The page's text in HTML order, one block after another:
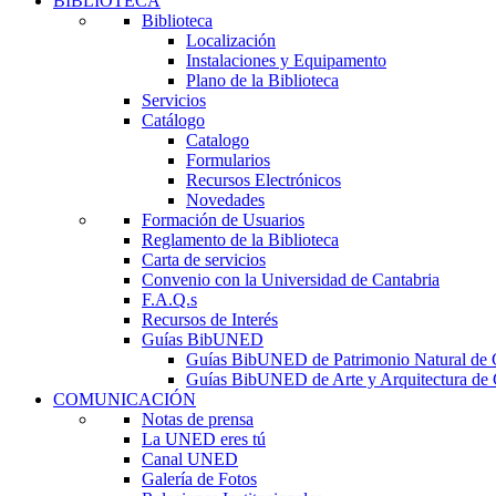
Biblioteca
Localización
Instalaciones y Equipamento
Plano de la Biblioteca
Servicios
Catálogo
Catalogo
Formularios
Recursos Electrónicos
Novedades
Formación de Usuarios
Reglamento de la Biblioteca
Carta de servicios
Convenio con la Universidad de Cantabria
F.A.Q.s
Recursos de Interés
Guías BibUNED
Guías BibUNED de Patrimonio Natural de
Guías BibUNED de Arte y Arquitectura de
COMUNICACIÓN
Notas de prensa
La UNED eres tú
Canal UNED
Galería de Fotos